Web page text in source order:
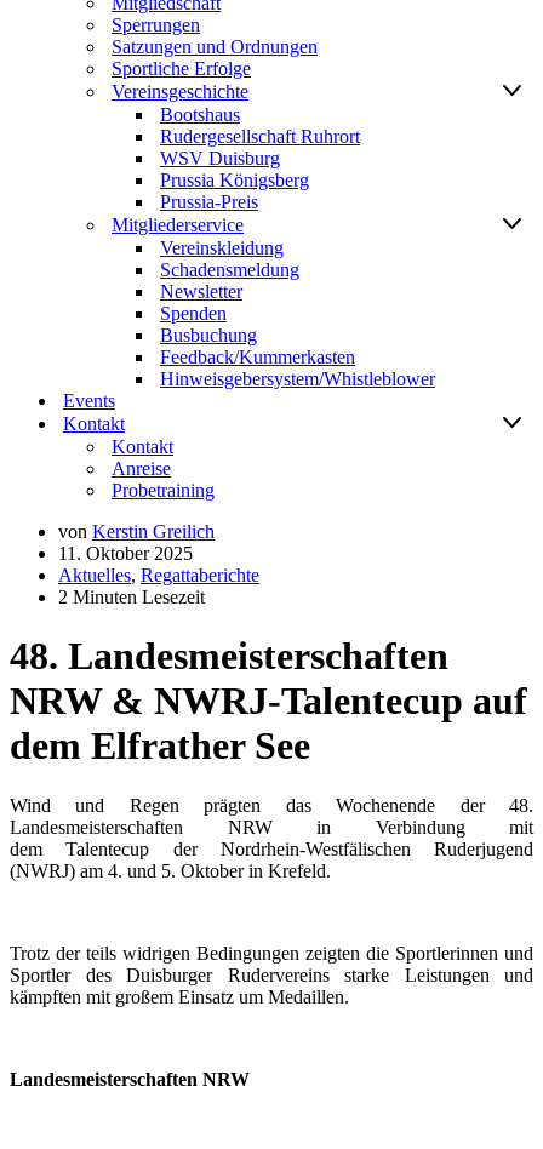
Sperrungen
Satzungen und Ordnungen
Sportliche Erfolge
Vereinsgeschichte
Bootshaus
Rudergesellschaft Ruhrort
WSV Duisburg
Prussia Königsberg
Prussia-Preis
Mitgliederservice
Vereinskleidung
Schadensmeldung
Newsletter
Spenden
Busbuchung
Feedback/Kummerkasten
Hinweisgebersystem/Whistleblower
Events
Kontakt
Kontakt
Anreise
Probetraining
von Kerstin Greilich
11. Oktober 2025
Aktuelles, Regattaberichte
2 Minuten Lesezeit
48. Landesmeisterschaften
NRW & NWRJ-Talentecup auf
dem Elfrather See
Wind und Regen prägten das Wochenende der 48.
Landesmeisterschaften NRW in Verbindung mit
dem Talentecup der Nordrhein-Westfälischen Ruderjugend
(NWRJ) am 4. und 5. Oktober in Krefeld.
Trotz der teils widrigen Bedingungen zeigten die Sportlerinnen und
Sportler des Duisburger Rudervereins starke Leistungen und
kämpften mit großem Einsatz um Medaillen.
Landesmeisterschaften NRW